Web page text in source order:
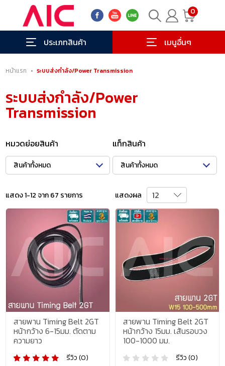
0
ประเภทสินค้า เมนูอื่นๆ
หน้าแรก • ระบบส่งกำลัง/Power Transmission
ระบบส่งกำลัง/Power
Transmission
หมวดย่อยสินค้า
สินค้าทั้งหมด
แท็กสินค้า
สินค้าทั้งหมด
แสดง 1-12 จาก 67 รายการ แสดงผล
สายพาน Timing Belt 2GT
หน้ากว้าง 6-15มม. ตัดตาม
ความยาว
รีวิว (0)
สายพาน Timing Belt 2GT
หน้ากว้าง 15มม. เส้นรอบวง
100-1000 มม.
รีวิว (0)